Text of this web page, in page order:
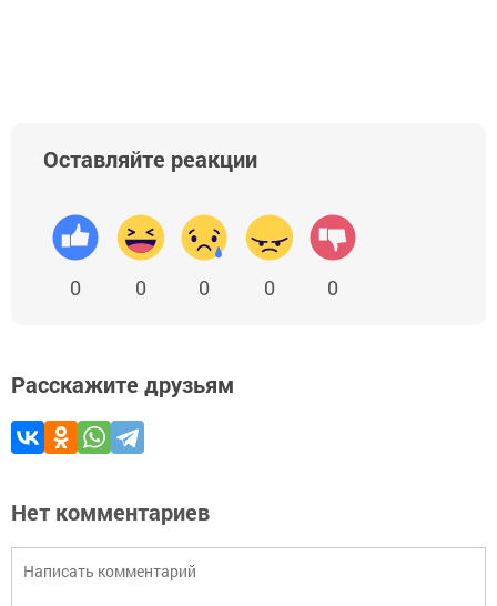
Оставляйте реакции
0 0 0 0 0
Расскажите друзьям
Нет комментариев